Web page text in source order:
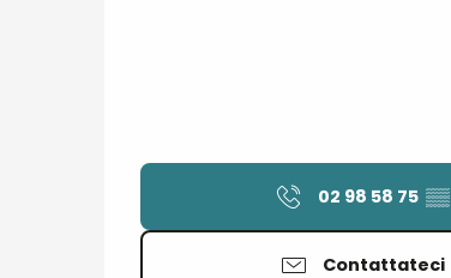
02 98 58 75 ▒▒
Contattateci